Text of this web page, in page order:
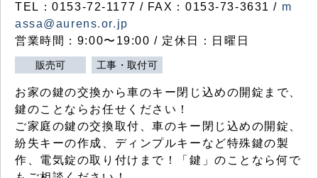
TEL：0153-72-1177 / FAX：0153-73-3631 / m
assa@aurens.or.jp
営業時間：9:00〜19:00 / 定休日：日曜日
販売可 工事・取付可
お家の鍵の交換から車のキー閉じ込めの開錠まで、
鍵のことならお任せください！
ご家庭の鍵の交換取付、車のキー閉じ込めの開錠、
紛失キーの作成、ディンプルキーなど特殊鍵の製
作、電気錠の取り付けまで！「鍵」のことなら何で